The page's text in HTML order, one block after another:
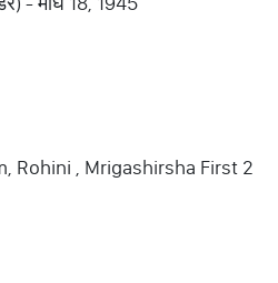
Rohini , Mrigashirsha First 2